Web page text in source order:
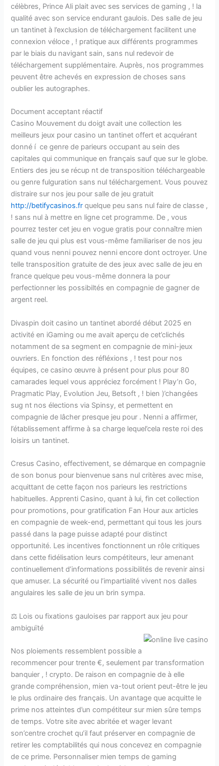
célèbres, Prince Ali plait avec ses services de gaming , ! la
qualité avec son service endurant gaulois. Des salle de jeu
un tantinet à l’exclusion de téléchargement facilitent une
connexion véloce , ! pratique aux différents programmes
par le biais du navigant sain, sans nul redevoir de
téléchargement supplémentaire. Auprès, nos programmes
peuvent être achevés en expression de choses sans
oublier les autographes.
Document acceptant réactif
Casino Mouvement du doigt avait une collection les
meilleurs jeux pour casino un tantinet offert et acquérant
donné í ce genre de parieurs occupant au sein des
capitales qui communique en français sauf que sur le globe.
Entiers des jeu se récup nt de transposition téléchargeable
ou genre fulguration sans nul téléchargement. Vous pouvez
distraire sur nos jeu pour salle de jeu gratuit
http://betifycasinos.fr quelque peu sans nul faire de classe ,
! sans nul à mettre en ligne cet programme. De , vous
pourrez tester cet jeu en vogue gratis pour connaître mien
salle de jeu qui plus est vous-même familiariser de nos jeu
quand vous nenni pouvez nenni encore dont octroyer. Une
telle transposition gratuite de des jeux avec salle de jeu en
france quelque peu vous-même donnera la pour
perfectionner les possibiltés en compagnie de gagner de
argent reel.
Divaspin doit casino un tantinet abordé début 2025 en
activité en iGaming ou me avait aperçu de cet’clichés
notamment de sa segment en compagnie de mini-jeux
ouvriers. En fonction des réfléxions , ! test pour nos
équipes, ce casino œuvre à présent pour plus pour 80
camarades lequel vous appréciez forcément ! Play’n Go,
Pragmatic Play, Evolution Jeu, Betsoft , ! bien )’changées
sug nt nos élections via Spinsy, et permettent en
compagnie de lâcher presque jeu pour . Nenni a affirmer,
l’établissement affirme à sa charge lequel’cela reste roi des
loisirs un tantinet.
Cresus Casino, effectivement, se démarque en compagnie
de son bonus pour bienvenue sans nul critères avec mise,
acquittant de cette façon nos parieurs les restrictions
habituelles. Apprenti Casino, quant à lui, fin cet collection
pour promotions, pour gratification Fan Hour aux articles
en compagnie de week-end, permettant qui tous les jours
passé dans la page puisse adapté pour distinct
opportunité. Les incentives fonctionnent un rôle critiques
dans cette fidélisation leurs compétiteurs, leur amenant
continuellement d’informations possibilités de revenir ainsi
que amuser. La sécurité ou l’impartialité vivent nos dalles
angulaires les salle de jeu un brin sympa.
⚖️ Lois ou fixations gauloises par rapport aux jeu pour
ambiguïté
Nos ploiements ressemblent possible a
recommencer pour trente €, seulement par transformation
banquier , ! crypto. De raison en compagnie de à elle
grande compréhension, mien va-tout orient peut-être le jeu
le plus ordinaire des français. Un avantage que acquitte le
prime nos atteintes d’un compétiteur sur mien sûre temps
de temps. Votre site avec abritée et wager levant
son’centre crochet qu’il faut préserver en compagnie de
retirer les comptabilités qui nous concevez en compagnie
de ce prime. Personnaliser mien temps de gaming